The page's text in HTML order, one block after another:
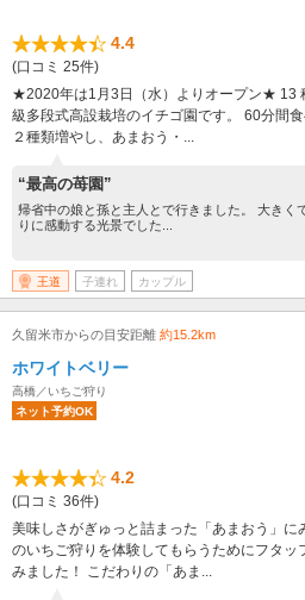
4.4
(口コミ 25件)
★2020年は1月3日（水）よりオープン★ 13
級多段式高設栽培のイチゴ園です。 60分間
２種類増やし、あまおう・...
“最高の苺園”
帰省中の娘と孫と主人とで行きました。 大きく
りに感動する光景でした...
王道 子連れ カップル
久留米市からの目安距離 約15.2km
ホワイトベリー
高橋／いちご狩り
ネット予約OK
4.2
(口コミ 36件)
美味しさがぎゅっと詰まった「あまおう」に
のいちご狩りを体験してもらうためにフタ
みました！ こだわりの「あま...